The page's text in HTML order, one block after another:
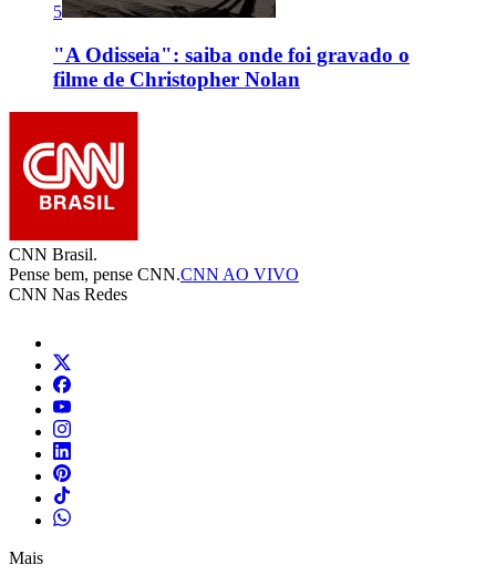
5
"A Odisseia": saiba onde foi gravado o
filme de Christopher Nolan
CNN Brasil.
Pense bem, pense CNN.CNN AO VIVO
CNN Nas Redes
Mais